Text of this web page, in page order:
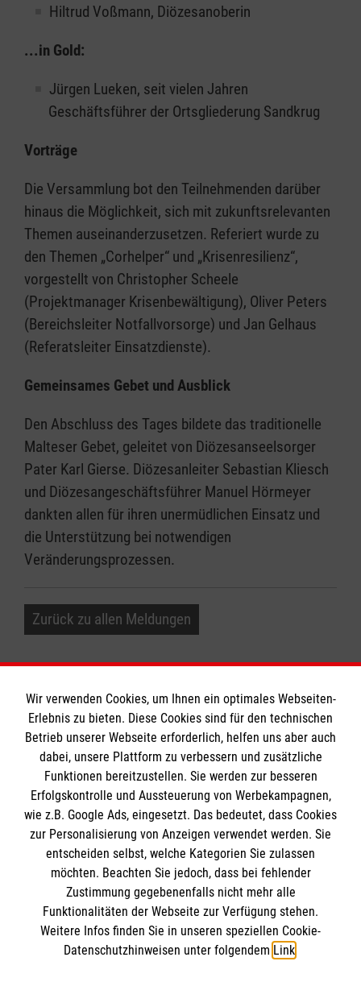
Hiltrud Voßmann, Diözesanoberin
...in Gold:
Jürgen Lueken, seit vielen Jahren
Geschäftsführer der Ortsgliederung Sandkrug
Vorträge
Die Versammlung bot den Teilnehmenden darüber
hinaus die Möglichkeit, sich mit zukunftsrelevanten
Themen auseinanderzusetzen. Referiert wurde zu
den Themen „Corhelper“ und „Krisenresilienz“,
vorgestellt von Christopher Scheele
(Projektmanager Krisenbewältigung), Oliver Peters
(Bereichsleiter Notfallvorsorge) und Jan Gelhaus
(Referatsleiter Einsatzdienste).
Gemeinsames Gebet und Ausblick
Den Abschluss des Tages bildete das traditionelle
Malteser Gebet, geleitet von Diözesanseelsorger
Pater Karl Gierse. Diözesanleiter Sebastian Kliesch
und Diözesangeschäftsführer Manuel Hörmeyer
dankten allen für ihren unermüdlichen Einsatz und
die Unterstützung bei notwendigen
Veränderungsprozessen.
Zurück zu allen Meldungen
Informationen
Impressum
Datenschutz
Kontakt
Die Malteser
Malteser in Deutschland
Malteserorden
Sharepoint
Spendenkonto
Wir verwenden Cookies, um Ihnen ein optimales Webseiten-
Erlebnis zu bieten. Diese Cookies sind für den technischen
Betrieb unserer Webseite erforderlich, helfen uns aber auch
dabei, unsere Plattform zu verbessern und zusätzliche
Funktionen bereitzustellen. Sie werden zur besseren
Erfolgskontrolle und Aussteuerung von Werbekampagnen,
wie z.B. Google Ads, eingesetzt. Das bedeutet, dass Cookies
zur Personalisierung von Anzeigen verwendet werden. Sie
entscheiden selbst, welche Kategorien Sie zulassen
möchten. Beachten Sie jedoch, dass bei fehlender
Zustimmung gegebenenfalls nicht mehr alle
Funktionalitäten der Webseite zur Verfügung stehen.
Weitere Infos finden Sie in unseren speziellen Cookie-
Datenschutzhinweisen unter folgendem Link.